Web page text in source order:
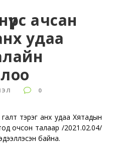
ачсан
удаа
0
тэрэг анх удаа Хятадын
очсон талаар /2021.02.04/
байна.